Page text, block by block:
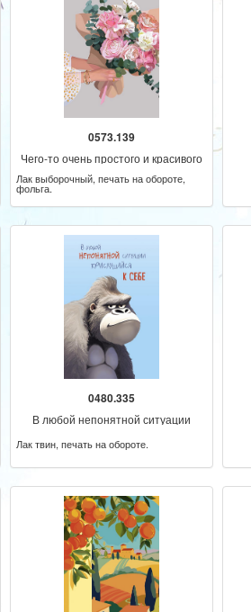
0573.139
Чего-то очень простого и красивого
Лак выборочный, печать на обороте,
фольга.
0480.335
В любой непонятной ситуации
прислушайся к себе
Лак твин, печать на обороте.